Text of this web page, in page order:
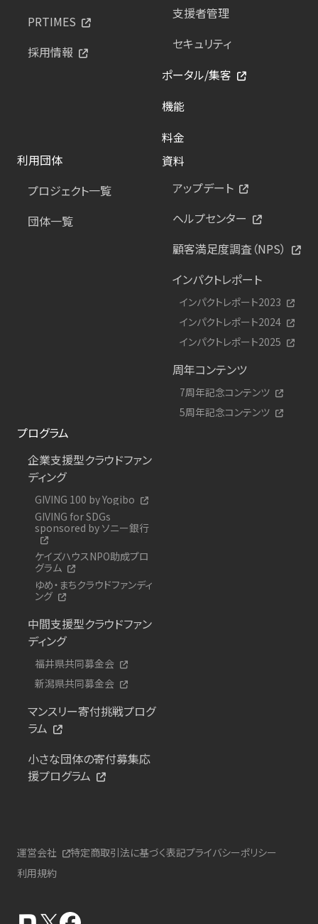
PRTIMES
採用情報
支援者管理
セキュリティ
ポータル/集客
機能
料金
利用団体
プロジェクト一覧
団体一覧
資料
アップデート
ヘルプセンター
顧客満足度調査（NPS）
インパクトレポート
インパクトレポート2023
インパクトレポート2024
インパクトレポート2025
周年コンテンツ
7周年記念コンテンツ
5周年記念コンテンツ
プログラム
企業支援型クラウドファン
ディング
GIVING 100 by Yogibo
GIVING for SDGs
sponsored by ソニー銀行
ケイズハウスNPO助成プロ
グラム
ゆめ・まちクラウドファンディ
ング
中間支援型クラウドファン
ディング
福井県共同募金会
新潟県共同募金会
マンスリー寄付挑戦プログ
ラム
小さな団体の寄付募集応
援プログラム
運営会社 特定商取引法に基づく表記プライバシーポリシー
利用規約